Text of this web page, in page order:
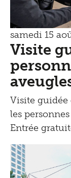
samedi 15
Visite
Visite
les
Entrée